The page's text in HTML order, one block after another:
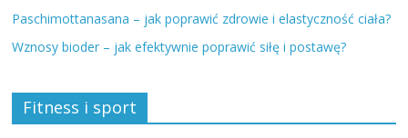
Paschimottanasana – jak poprawić zdrowie i elastyczność ciała?
Wznosy bioder – jak efektywnie poprawić siłę i postawę?
Fitness i sport